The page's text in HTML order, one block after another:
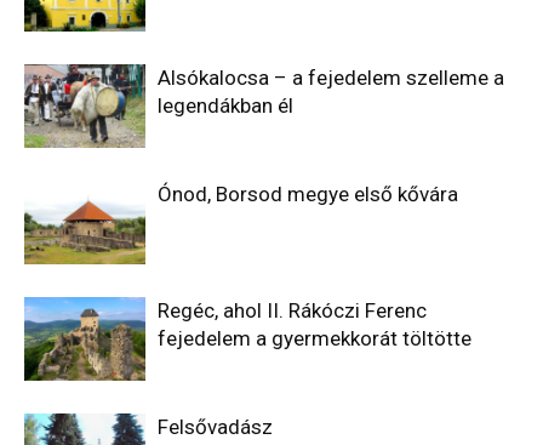
Alsókalocsa – a fejedelem szelleme a
legendákban él
Ónod, Borsod megye első kővára
Regéc, ahol II. Rákóczi Ferenc
fejedelem a gyermekkorát töltötte
Felsővadász